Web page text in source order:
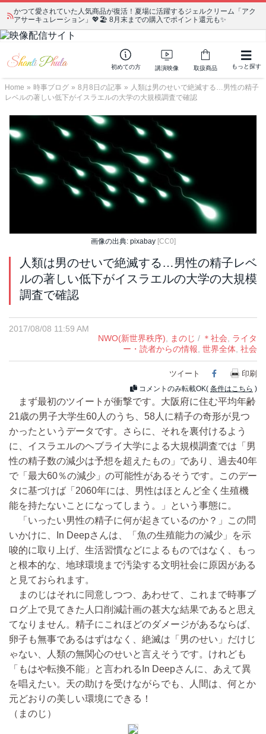
かつて愛されていた人気商品が復活！夏場に活躍するジェルクリーム「アク
アサーキュレーション」💖🏖️ 8月末までの購入でポイント還元も✨
初めての方 講演映像 取扱商品 もっと探す
Home » 時事ブログ » 8月8日の記事 » 人類は男のせいで絶滅する…男性の精子
レベルの著しい低下がイスラエルの大学の大規模調査で確認
画像の出典: pixabay [CC0]
人類は男のせいで絶滅する…男性の精子レベ
ルの著しい低下がイスラエルの大学の大規模
調査で確認
2017/08/08 11:59 AM
NWO(新世界秩序), まのじ / ＊社会, ライタ
ー・読者からの情報, 世界全体, 社会
ツイート Facebook
印刷
コメントのみ転載OK( 条件はこちら )
まず最初のツイートが衝撃です。大阪府に住む平均年齢
21歳の男子大学生60人のうち、58人に精子の奇形が見つ
かったというデータです。さらに、それを裏付けるよう
に、イスラエルのヘブライ大学による大規模調査では「男
性の精子数の減少は予想を超えたもの」であり、過去40年
で「最大60％の減少」の可能性があるそうです。このデー
タに基づけば「2060年には、男性はほとんど全く生殖機
能を持たないことになってしまう。」という事態に。
「いったい男性の精子に何が起きているのか？」この問
いかけに、In Deepさんは、「魚の生殖能力の減少」を示
唆的に取り上げ、生活習慣などによるものではなく、もっ
と根本的な、地球環境まで汚染する文明社会に原因がある
と見ておられます。
まのじはそれに同意しつつ、あわせて、これまで時事ブ
ログ上で見てきた人口削減計画の甚大な結果であると思え
てなりません。精子にこれほどのダメージがあるならば、
卵子も無事であるはずはなく、絶滅は「男のせい」だけじ
ゃない、人類の無関心のせいと言えそうです。けれども
「もはや転換不能」と言われるIn Deepさんに、あえて異
を唱えたい。天の助けを受けながらでも、人間は、何とか
元どおりの美しい環境にできる！
（まのじ）